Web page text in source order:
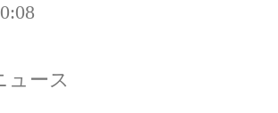
ュース